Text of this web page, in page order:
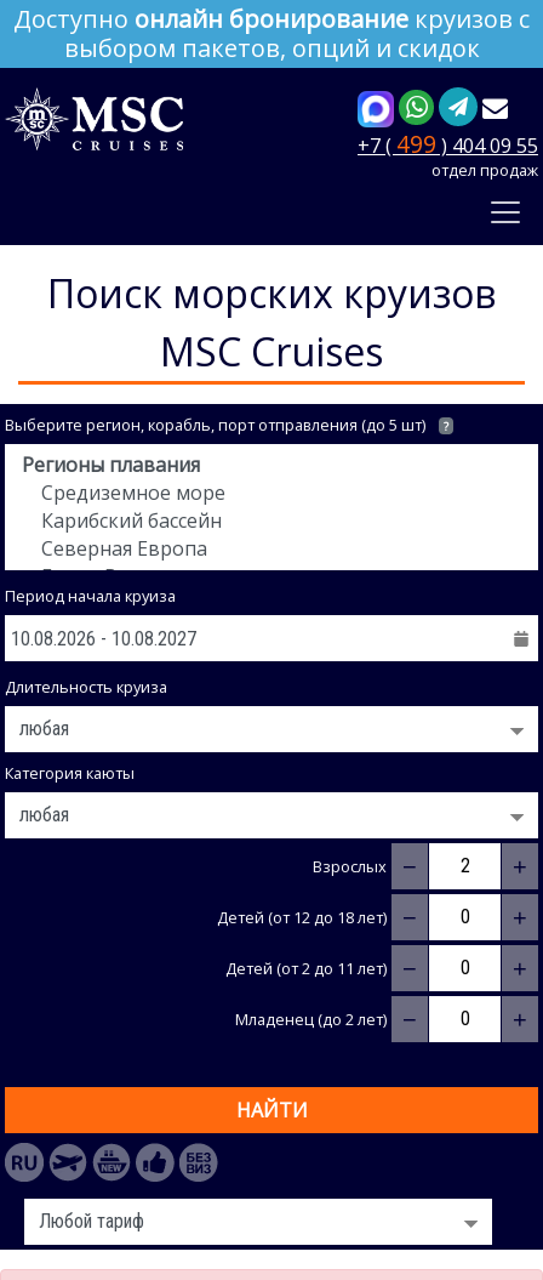
Доступно онлайн бронирование круизов с
выбором пакетов, опций и скидок
+7 ( 499 ) 404 09 55
отдел продаж
Поиск морских круизов
MSC Cruises
Выберите регион, корабль, порт отправления (до 5 шт) ?
Период начала круиза
Длительность круиза
Категория каюты
Взрослых − +
Детей (от 12 до 18 лет) − +
Детей (от 2 до 11 лет) − +
Младенец (до 2 лет) − +
НАЙТИ